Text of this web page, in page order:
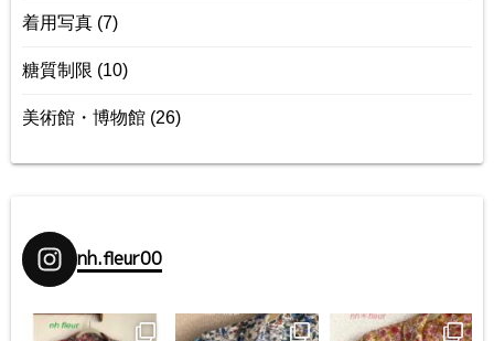
着用写真 (7)
糖質制限 (10)
美術館・博物館 (26)
nh.fleur00